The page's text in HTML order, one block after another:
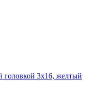
головкой 3х16, желтый